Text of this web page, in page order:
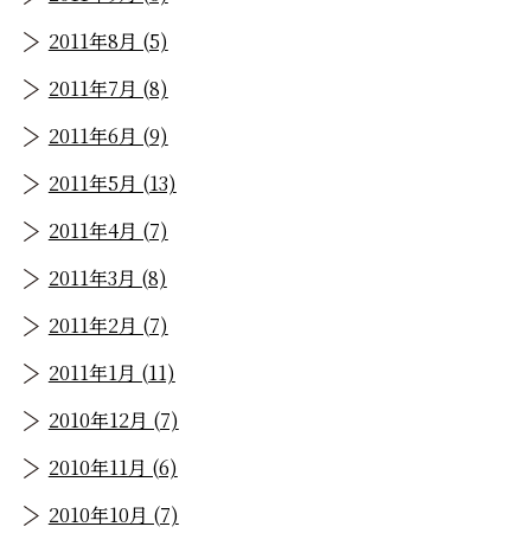
2011年8月 (5)
2011年7月 (8)
2011年6月 (9)
2011年5月 (13)
2011年4月 (7)
2011年3月 (8)
2011年2月 (7)
2011年1月 (11)
2010年12月 (7)
2010年11月 (6)
2010年10月 (7)